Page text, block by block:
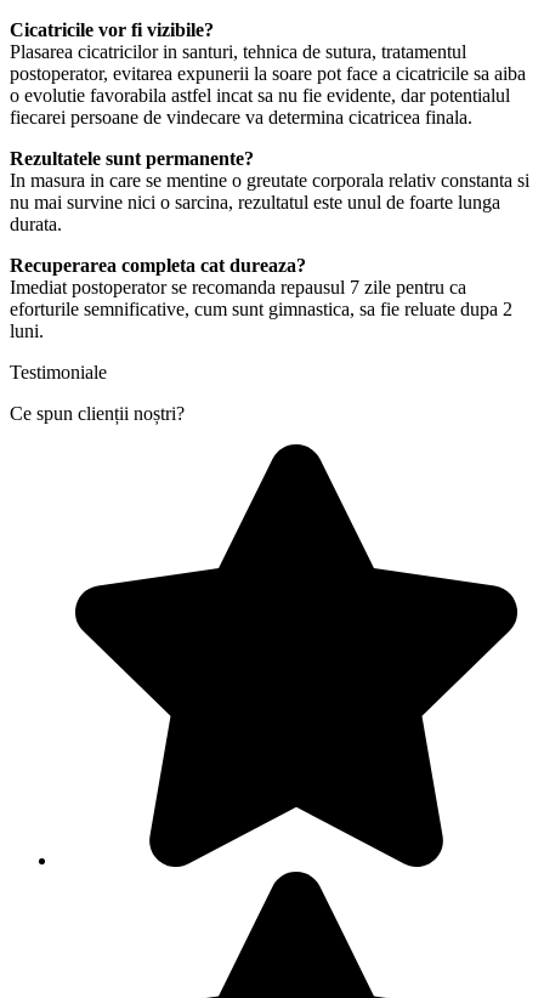
Cicatricile vor fi vizibile?
Plasarea cicatricilor in santuri, tehnica de sutura, tratamentul
postoperator, evitarea expunerii la soare pot face a cicatricile sa aiba
o evolutie favorabila astfel incat sa nu fie evidente, dar potentialul
fiecarei persoane de vindecare va determina cicatricea finala.
Rezultatele sunt permanente?
In masura in care se mentine o greutate corporala relativ constanta si
nu mai survine nici o sarcina, rezultatul este unul de foarte lunga
durata.
Recuperarea completa cat dureaza?
Imediat postoperator se recomanda repausul 7 zile pentru ca
eforturile semnificative, cum sunt gimnastica, sa fie reluate dupa 2
luni.
Testimoniale
Ce spun clienții noștri?